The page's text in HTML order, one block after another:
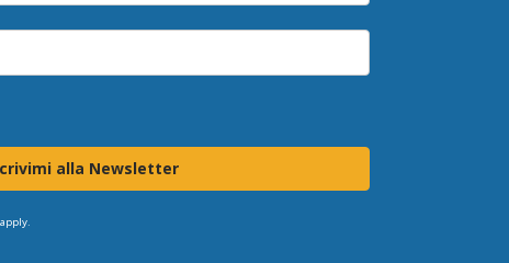
alla Newsletter